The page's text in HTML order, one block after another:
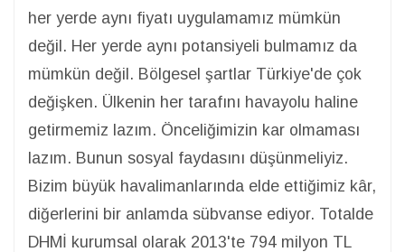
her yerde aynı fiyatı uygulamamız mümkün
değil. Her yerde aynı potansiyeli bulmamız da
mümkün değil. Bölgesel şartlar Türkiye'de çok
değişken. Ülkenin her tarafını havayolu haline
getirmemiz lazım. Önceliğimizin kar olmaması
lazım. Bunun sosyal faydasını düşünmeliyiz.
Bizim büyük havalimanlarında elde ettiğimiz kâr,
diğerlerini bir anlamda sübvanse ediyor. Totalde
DHMİ kurumsal olarak 2013'te 794 milyon TL